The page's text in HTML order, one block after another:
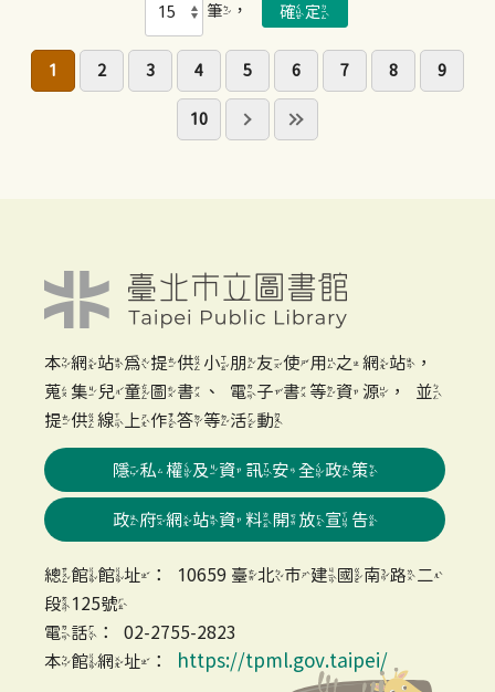
筆，
1 2 3 4 5 6 7 8 9
10
本網站為提供小朋友使用之網站，
蒐集兒童圖書、電子書等資源，並
提供線上作答等活動
隱私權及資訊安全政策
政府網站資料開放宣告
總館館址：10659 臺北市建國南路二
段125號
電話：02-2755-2823
本館網址：
https://tpml.gov.taipei/